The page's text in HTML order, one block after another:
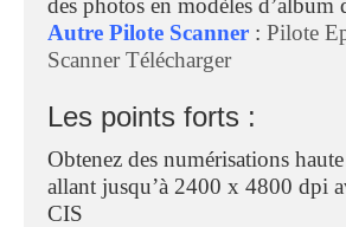
Autre Pilote Scanner : Pilote
Scanner Télécharger
Les points forts :
Obtenez des numérisations
allant jusqu’à 2400 x 4800 dpi
CIS